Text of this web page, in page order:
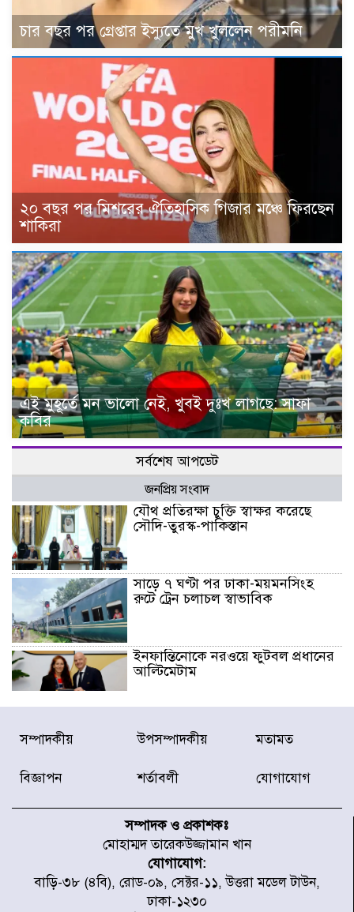
চার বছর পর গ্রেপ্তার ইস্যুতে মুখ খুললেন পরীমনি
২০ বছর পর মিশরের ঐতিহাসিক গিজার মঞ্চে ফিরছেন
শাকিরা
এই মুহূর্তে মন ভালো নেই, খুবই দুঃখ লাগছে: সাফা
কবির
সর্বশেষ আপডেট
জনপ্রিয় সংবাদ
যৌথ প্রতিরক্ষা চুক্তি স্বাক্ষর করেছে
সৌদি-তুরস্ক-পাকিস্তান
সাড়ে ৭ ঘণ্টা পর ঢাকা-ময়মনসিংহ
রুটে ট্রেন চলাচল স্বাভাবিক
ইনফান্তিনোকে নরওয়ে ফুটবল প্রধানের
আল্টিমেটাম
দেশে ভারি বৃষ্টির সতর্কবার্তা, ১০
জেলায় বন্যার পূর্বাভাস
স্থাপনের উদ্যোগ চান মিয়া ব্যাপারীর
৭ জেলায় ঝোড়ো হাওয়াসহ বজ্রবৃষ্টির
শঙ্কা
সম্পাদকীয় উপসম্পাদকীয় মতামত
বিজ্ঞাপন শর্তাবলী যোগাযোগ
সম্পাদক ও প্রকাশকঃ
মোহাম্মদ তারেকউজ্জামান খান
যোগাযোগ:
বাড়ি-৩৮ (৪বি), রোড-০৯, সেক্টর-১১, উত্তরা মডেল টাউন,
ঢাকা-১২৩০